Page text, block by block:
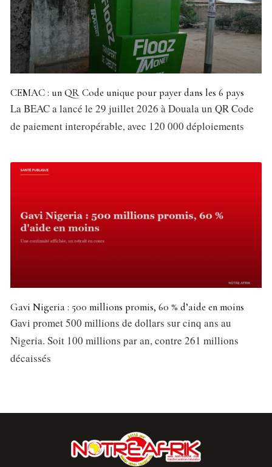
CEMAC : un QR Code unique pour payer dans les 6 pays
La BEAC a lancé le 29 juillet 2026 à Douala un QR Code
de paiement interopérable, avec 120 000 déploiements
Gavi Nigeria : 500 millions promis, 60 % d’aide en moins
Gavi promet 500 millions de dollars sur cinq ans au
Nigeria. Soit 100 millions par an, contre 261 millions
décaissés